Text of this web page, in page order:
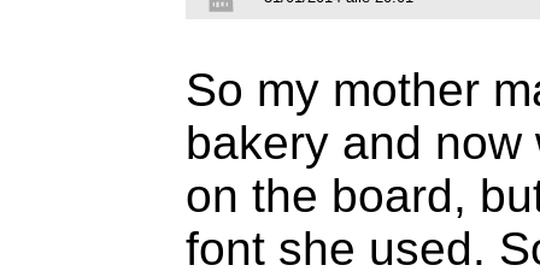
So my mother
bakery and
on the board,
font she used.